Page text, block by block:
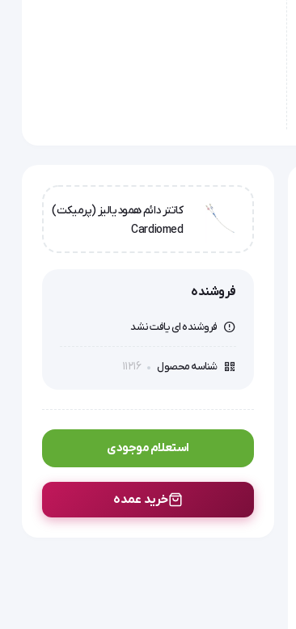
کاتتر دائم همودیالیز (پرمیکت)
Cardiomed
فروشنده
فروشنده ای یافت نشد
شناسه محصول 11216
استعلام موجودی
خرید عمده